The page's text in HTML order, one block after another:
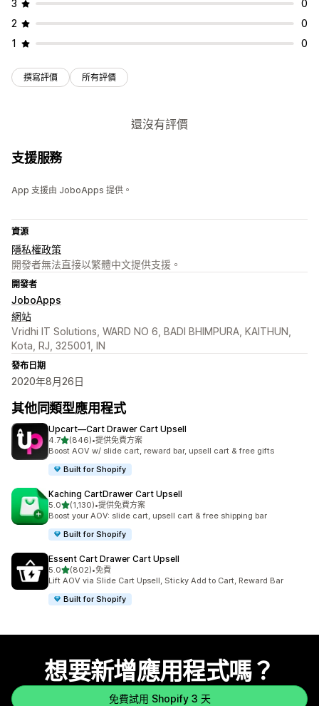
3
0
2
0
1
0
撰寫評價 所有評價
還沒有評價
支援服務
App 支援由 JoboApps 提供。
資源
隱私權政策
開發者無法直接以繁體中文提供支援。
開發者
JoboApps
網站
Vridhi IT Solutions, WARD NO 6, BADI BHIMPURA, KAITHUN,
Kota, RJ, 325001, IN
發布日期
2020年8月26日
其他同類型應用程式
Upcart—Cart Drawer Cart Upsell
4.7滿分 5 顆星
(846)
共有 846 則評價
•提供免費方案
Boost AOV w/ slide cart, reward bar, upsell cart & free gifts
Built for Shopify
Kaching CartDrawer Cart Upsell
5.0滿分 5 顆星
(1,130)
共有 1130 則評價
•提供免費方案
Boost your AOV: slide cart, upsell cart & free shipping bar
Built for Shopify
Essent Cart Drawer Cart Upsell
5.0滿分 5 顆星
(802)
共有 802 則評價
•免費
Lift AOV via Slide Cart Upsell, Sticky Add to Cart, Reward Bar
Built for Shopify
想要新增應用程式嗎？
免費試用 Shopify 3 天